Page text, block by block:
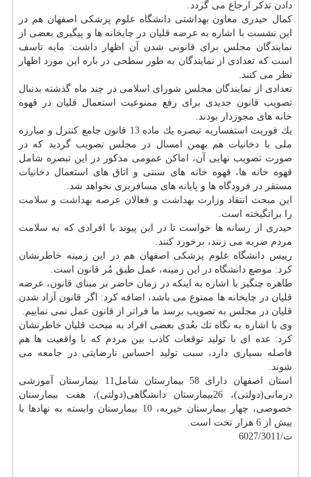
دادن تذكر ارجاع می گردد.
كمال حیدری معاون بهداشتی دانشگاه علوم پزشكی اصفهان هم در
این نشست با اشاره به عرضه قلیان در چایخانه ها و پیگیری بعضی از
نمایندگان مجلس برای قانونی شدن آن اظهار داشت: مایه تاسف
است كه تعدادی از نمایندگان به طور سطحی در باره این مورد اظهار
نظر می كنند.
تعدادی از نمایندگان مجلس شورای اسلامی در چند ماه گذشته بدنبال
تصویب قانون جدیدی برای رفع ممنوعیت استعمال قلیان در قهوه
خانه های مجوزدار بودند.
یك فوریت استفساریه تبصره یك ماده 13 قانون جامع
كنترل و مبارزه
ملی با دخانیات هم بهمن امسال در مجلس تصویب گردید كه در
صورت تصویب نهایی آن، اماكن عمومی مذكور در این تبصره شامل
قهوه خانه ها، قهوه خانه های سنتی و اتاق های استعمال دخانیات
مستقر در فرودگاه ها و پایانه های مسافربری نخواهد شد.
این مبحث انتقاد وزارت بهداشت و فعالان عرصه بهداشت و سلامت
را برانگیخته است.
حیدری از رسانه ها خواست تا در این پیوند با افرادی كه به سلامت
مردم ضربه می زنند، برخورد كنند.
رییس دانشگاه علوم پزشكی اصفهان هم در این زمینه خاطرنشان
كرد: موضع دانشگاه در این زمینه، عمل طبق مُر قانون است.
طاهره چنگیز با اشاره به اینكه در زمان حاضر بر مبنای قانون، عرضه
قلیان در چایخانه ها ممنوع می باشد، اضافه كرد: اگر قانون آزاد شدن
قلیان در مجلس به تصویب برسد ما فراتر از قانون عمل نمی نماییم.
وی با اشاره به نگاه تك بعُدی بعضی افراد به مبحث قلیان خاطرنشان
كرد: عده ای با تولید توقعات كاذب بین مردم كه با واقعیت ها هم
فاصله بسیاری دارد، سبب تولید احساس نارضایتی در جامعه می
شوند.
استان اصفهان دارای 58 بیمارستان شامل11 بیمارستان آموزشی
درمانی(دولتی)، 26بیمارستان دانشگاهی(دولتی)، هفت بیمارستان
خصوصی، چهار بیمارستان خیریه، 10 بیمارستان وابسته به نهادها با
بیش از 6 هزار تخت است.
ت/6027/3011